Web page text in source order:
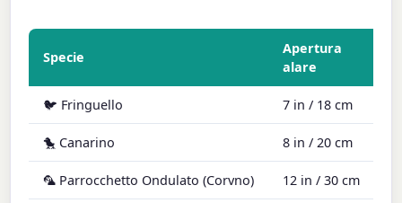
Specie
Apertura
alare
🐦 Fringuello 7 in / 18 cm
🐤 Canarino 8 in / 20 cm
🦜 Parrocchetto Ondulato (Corvno) 12 in / 30 cm